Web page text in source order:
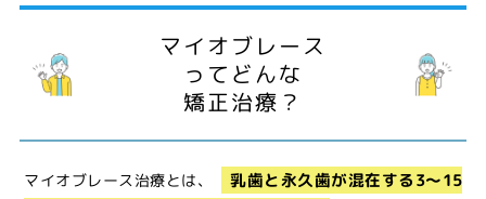
マイオブレース
って どんな
矯正治療？
マイオブレース治療とは、
乳歯と永久歯が混在する3～15